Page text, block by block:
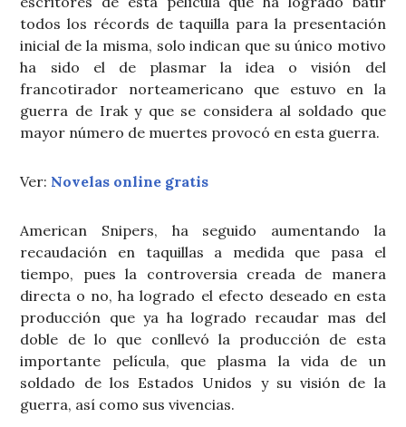
todos los récords de taquilla para la presentación
inicial de la misma, solo indican que su único motivo
ha sido el de plasmar la idea o visión del
francotirador norteamericano que estuvo en la
guerra de Irak y que se considera al soldado que
mayor número de muertes provocó en esta guerra.
Ver: Novelas online gratis
American Snipers, ha seguido aumentando la
recaudación en taquillas a medida que pasa el
tiempo, pues la controversia creada de manera
directa o no, ha logrado el efecto deseado en esta
producción que ya ha logrado recaudar mas del
doble de lo que conllevó la producción de esta
importante película, que plasma la vida de un
soldado de los Estados Unidos y su visión de la
guerra, así como sus vivencias.